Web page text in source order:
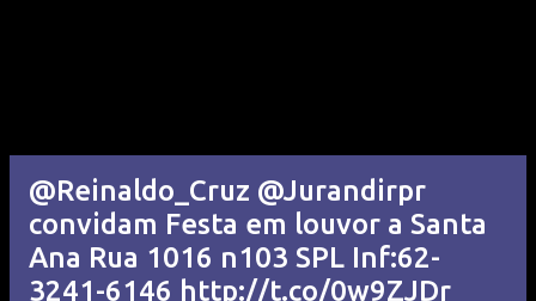
@Reinaldo_Cruz @Jurandirpr
convidam Festa em louvor a Santa
Ana Rua 1016 n103 SPL Inf:62-
3241-6146 http://t.co/0w9ZJDr